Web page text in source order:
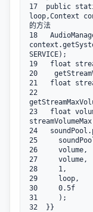
17  public
loop,Context
的方法
18
SERVICE);
19   float
20
21   float
22
23   float
24
25
26
27
28     1,
29     loop,
30     0.5f
31     );
32  }}